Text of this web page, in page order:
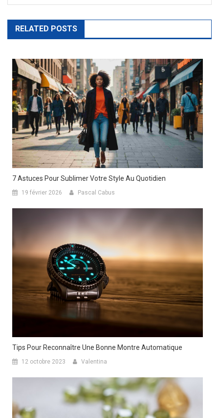
RELATED POSTS
7 Astuces Pour Sublimer Votre Style Au Quotidien
19 février 2026 Pascal Cabus
Tips Pour Reconnaître Une Bonne Montre Automatique
12 octobre 2023 Valentina